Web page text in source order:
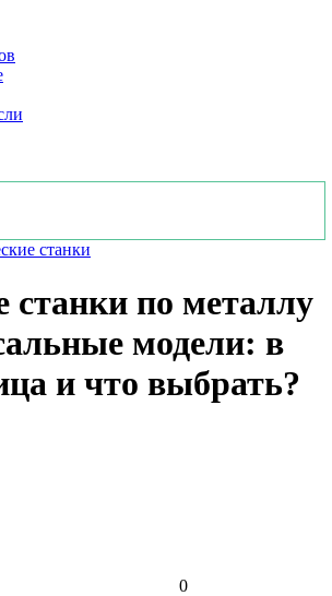
станки
станки по металлу
модели: в
и что выбрать?
0